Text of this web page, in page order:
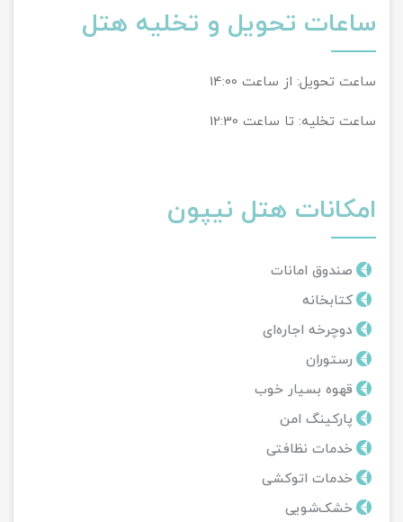
ساعات تحویل و تخلیه هتل
ساعت تحویل: از ساعت 14:00
ساعت تخلیه: تا ساعت 12:30
امکانات هتل نیپون
صندوق امانات
کتابخانه
دوچرخه اجاره‌ای
رستوران
قهوه بسیار خوب
پارکینگ امن
خدمات نظافتی
خدمات اتوکشی
خشک‌شویی